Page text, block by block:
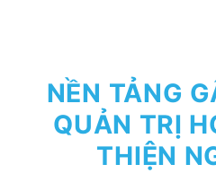
NỀN TẢNG
QUẢN TRỊ
THIỆN